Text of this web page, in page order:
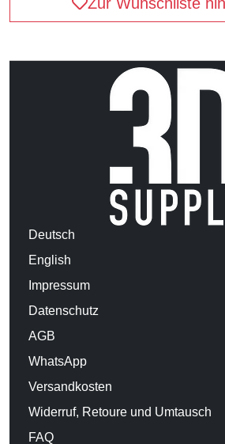
Deutsch
English
Impressum
Datenschutz
AGB
WhatsApp
Versandkosten
Widerruf, Retoure und Umtausch
FAQ